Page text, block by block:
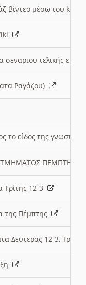
βίντεο μέσω του
σεναριου τελικής
Ραγάζου)
το είδος της
ΤΜΗΜΑΤΟΣ
Τρίτης 12-3
της Πέμπτης
Δευτερας 12-3,